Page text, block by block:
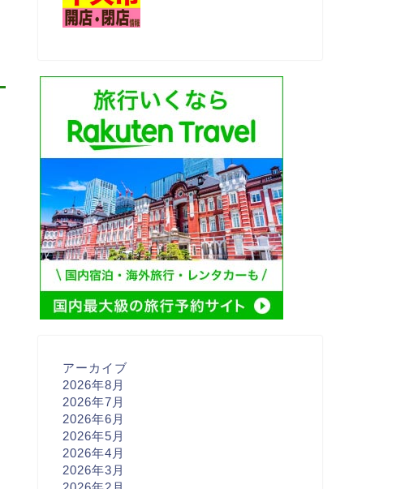
アーカイブ
2026年8月
2026年7月
2026年6月
2026年5月
2026年4月
2026年3月